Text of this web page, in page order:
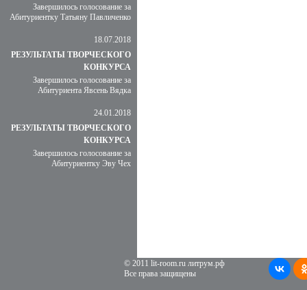
Завершилось голосование за
Абитуриентку Татьяну Павличенко
18.07.2018
РЕЗУЛЬТАТЫ ТВОРЧЕСКОГО
КОНКУРСА
Завершилось голосование за
Абитуриента Явсень Вядка
24.01.2018
РЕЗУЛЬТАТЫ ТВОРЧЕСКОГО
КОНКУРСА
Завершилось голосование за
Абитуриентку Эву Чех
© 2011 lit-room.ru литрум.рф
Все права защищены